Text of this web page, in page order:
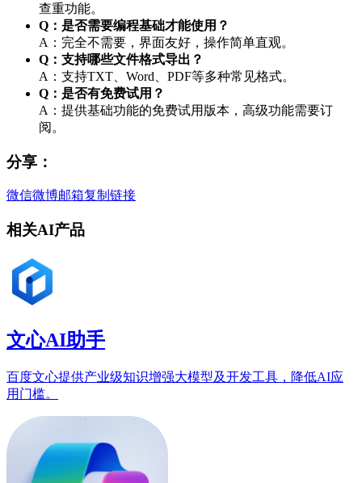
查重功能。
Q：是否需要编程基础才能使用？
A：完全不需要，界面友好，操作简单直观。
Q：支持哪些文件格式导出？
A：支持TXT、Word、PDF等多种常见格式。
Q：是否有免费试用？
A：提供基础功能的免费试用版本，高级功能需要订
阅。
分享：
微信微博邮箱复制链接
相关AI产品
文心AI助手
百度文心提供产业级知识增强大模型及开发工具，降低AI应
用门槛。